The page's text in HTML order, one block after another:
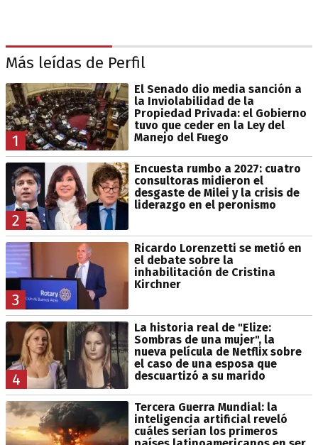
Más leídas de Perfil
1
El Senado dio media sanción a
la Inviolabilidad de la
Propiedad Privada: el Gobierno
tuvo que ceder en la Ley del
Manejo del Fuego
2
Encuesta rumbo a 2027: cuatro
consultoras midieron el
desgaste de Milei y la crisis de
liderazgo en el peronismo
3
Ricardo Lorenzetti se metió en
el debate sobre la
inhabilitación de Cristina
Kirchner
4
La historia real de "Elize:
Sombras de una mujer", la
nueva película de Netflix sobre
el caso de una esposa que
descuartizó a su marido
Tercera Guerra Mundial: la
inteligencia artificial reveló
cuáles serían los primeros